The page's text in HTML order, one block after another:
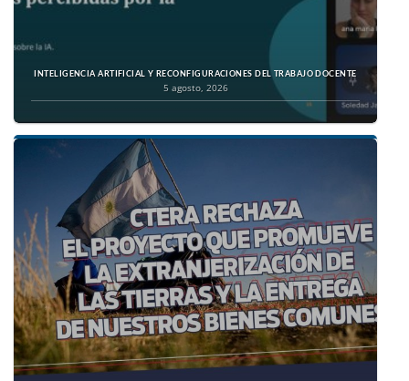
INTELIGENCIA ARTIFICIAL Y RECONFIGURACIONES DEL TRABAJO DOCENTE
5 agosto, 2026